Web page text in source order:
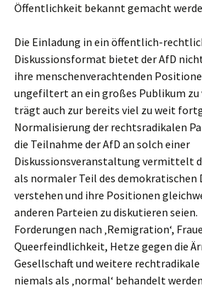
Öffentlichkeit bekannt gemacht
Die Einladung in ein öffentlich-
Diskussionsformat bietet der AfD
ihre menschenverachtenden
ungefiltert an ein großes Publikum zu
trägt auch zur bereits viel zu weit
Normalisierung der rechtsradikalen
die Teilnahme der AfD an solch einer
Diskussionsveranstaltung vermittelt
als normaler Teil des demokratischen
verstehen und ihre Positionen
anderen Parteien zu diskutieren seien.
Forderungen nach ‚Remigration‘,
Queerfeindlichkeit, Hetze gegen die
Gesellschaft und weitere
niemals als ‚normal‘ behandelt